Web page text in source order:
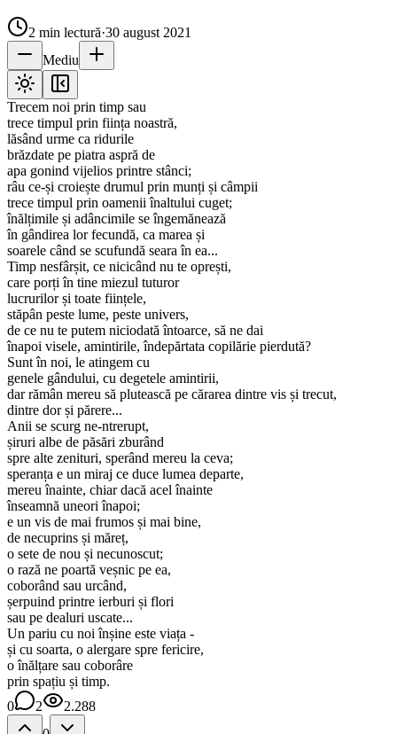
2 min lectură·30 august 2021
Mediu
Trecem noi prin timp sau
trece timpul prin ființa noastră,
lăsând urme ca ridurile
brăzdate pe piatra aspră de
apa gonind vijelios printre stânci;
râu ce-și croiește drumul prin munți și câmpii
trece timpul prin oamenii înaltului cuget;
înălțimile și adâncimile se îngemănează
în gândirea lor fecundă, ca marea și
soarele când se scufundă seara în ea...
Timp nesfârșit, ce nicicând nu te oprești,
care porți în tine miezul tuturor
lucrurilor și toate ființele,
stăpân peste lume, peste univers,
de ce nu te putem niciodată întoarce, să ne dai
înapoi visele, amintirile, îndepărtata copilărie pierdută?
Sunt în noi, le atingem cu
genele gândului, cu degetele amintirii,
dar rămân mereu să plutească pe cărarea dintre vis și trecut,
dintre dor și părere...
Anii se scurg ne-ntrerupt,
șiruri albe de păsări zburând
spre alte zenituri, sperând mereu la ceva;
speranța e un miraj ce duce lumea departe,
mereu înainte, chiar dacă acel înainte
înseamnă uneori înapoi;
e un vis de mai frumos și mai bine,
de necuprins și măreț,
o sete de nou și necunoscut;
o rază ne poartă veșnic pe ea,
coborând sau urcând,
șerpuind printre ierburi și flori
sau pe dealuri uscate...
Un pariu cu noi înșine este viața -
și cu soarta, o alergare spre fericire,
o înălțare sau coborâre
prin spațiu și timp.
0
2
2.288